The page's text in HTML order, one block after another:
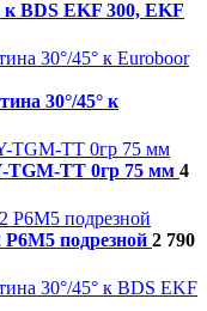
к BDS EKF 300, EKF
30°/45° к
TGM-ТТ 0гр 75 мм 4
подрезной 2 790